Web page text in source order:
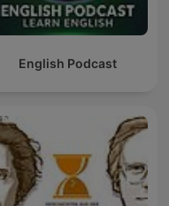
English Podcast